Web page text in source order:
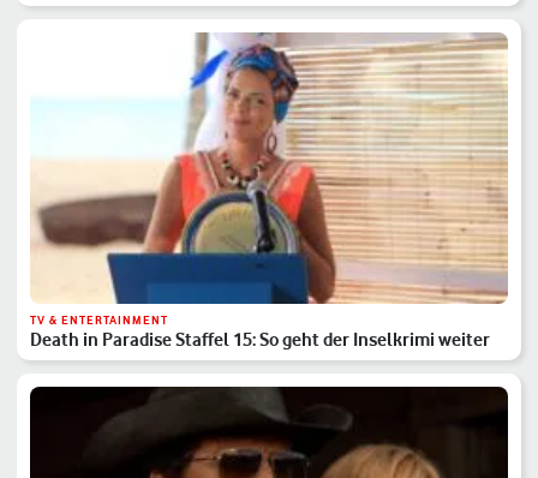
TV & ENTERTAINMENT
Death in Paradise Staffel 15: So geht der Inselkrimi weiter